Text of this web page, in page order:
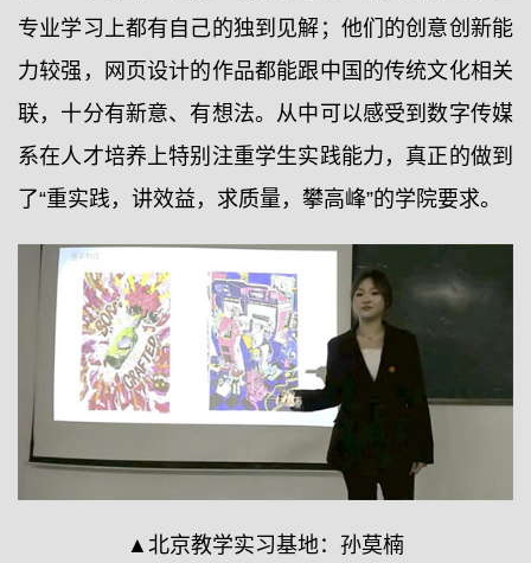
专业学习上都有自己的独到见解；他们的创意创新能
力较强，网页设计的作品都能跟中国的传统文化相关
联，十分有新意、有想法。从中可以感受到数字传媒
系在人才培养上特别注重学生实践能力，真正的做到
了“重实践，讲效益，求质量，攀高峰”的学院要求。
▲北京教学实习基地：孙莫楠